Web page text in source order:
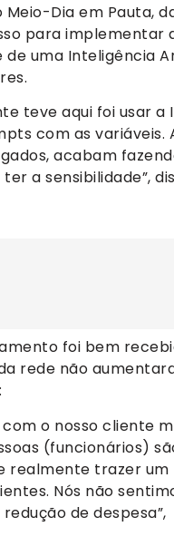
Dia em Pauta,
para implementar
de uma Inteligência
teve aqui foi usar a
com as variáveis.
acabam
a sensibilidade”,
foi bem
rede não
o nosso cliente
(funcionários)
realmente trazer um
Nós não
de despesa”,